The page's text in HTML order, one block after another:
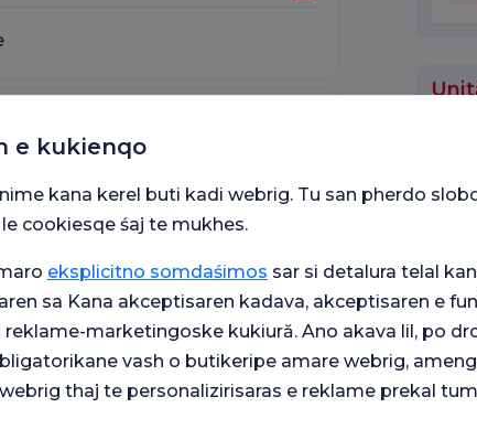
din Istanbul
e kukienqo
kana kerel buti kadi webrig. Tu san pherdo
cookiesqe śaj te mukhes.
eksplicitno somdaśimos sar si detalura telal
sa Kana akceptisaren kadava, akceptisaren e
marketingoske kukiură. Ano akava lil, po
vash o butikeripe amare webrig,
thaj te personalizirisaras e reklame prekal